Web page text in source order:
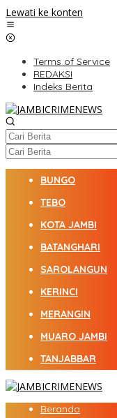
Lewati ke konten
Terms of Service
REDAKSI
Indeks Berita
BUNGO
TEBO
KOTA JAMBI
BATANGHARI
SAROLANGUN
KERINCI
MERANGIN
MUARO JAMBI
TANJABBAR
Beranda